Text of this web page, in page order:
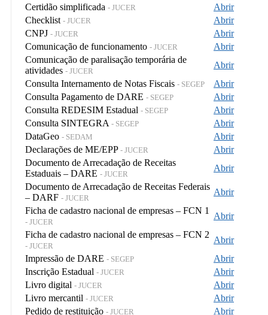
Certidão simplificada - JUCER
Abrir
Checklist - JUCER
Abrir
CNPJ - JUCER
Abrir
Comunicação de funcionamento - JUCER
Abrir
Comunicação de paralisação temporária de
atividades - JUCER
Abrir
Consulta Internamento de Notas Fiscais - SEGEP
Abrir
Consulta Pagamento de DARE - SEGEP
Abrir
Consulta REDESIM Estadual - SEGEP
Abrir
Consulta SINTEGRA - SEGEP
Abrir
DataGeo - SEDAM
Abrir
Declarações de ME/EPP - JUCER
Abrir
Documento de Arrecadação de Receitas
Estaduais – DARE - JUCER
Abrir
Documento de Arrecadação de Receitas Federais
– DARF - JUCER
Abrir
Ficha de cadastro nacional de empresas – FCN 1
- JUCER
Abrir
Ficha de cadastro nacional de empresas – FCN 2
- JUCER
Abrir
Impressão de DARE - SEGEP
Abrir
Inscrição Estadual - JUCER
Abrir
Livro digital - JUCER
Abrir
Livro mercantil - JUCER
Abrir
Pedido de restituição - JUCER
Abrir